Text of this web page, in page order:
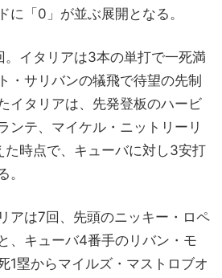
に「0」が並ぶ展開となる。
イタリアは3本の単打で一死満
・サリバンの犠飛で待望の先制
イタリアは、先発登板のハービ
ンテ、マイケル・ニットリーリ
た時点で、キューバに対し3安打
。
アは7回、先頭のニッキー・ロペ
、キューバ4番手のリバン・モ
1塁からマイルズ・マストロブオ